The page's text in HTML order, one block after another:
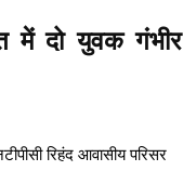
में दो युवक गंभीर
रिहंद आवासीय परिसर